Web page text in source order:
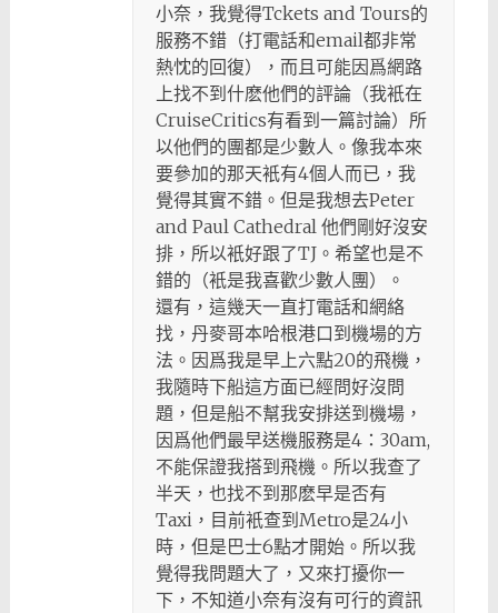
小奈，我覺得Tckets and Tours的
服務不錯（打電話和email都非常
熱忱的回復），而且可能因爲網路
上找不到什麽他們的評論（我衹在
CruiseCritics有看到一篇討論）所
以他們的團都是少數人。像我本來
要參加的那天衹有4個人而已，我
覺得其實不錯。但是我想去Peter
and Paul Cathedral 他們剛好沒安
排，所以衹好跟了TJ。希望也是不
錯的（衹是我喜歡少數人團）。
還有，這幾天一直打電話和網絡
找，丹麥哥本哈根港口到機場的方
法。因爲我是早上六點20的飛機，
我隨時下船這方面已經問好沒問
題，但是船不幫我安排送到機場，
因爲他們最早送機服務是4：30am,
不能保證我搭到飛機。所以我查了
半天，也找不到那麽早是否有
Taxi，目前衹查到Metro是24小
時，但是巴士6點才開始。所以我
覺得我問題大了，又來打擾你一
下，不知道小奈有沒有可行的資訊